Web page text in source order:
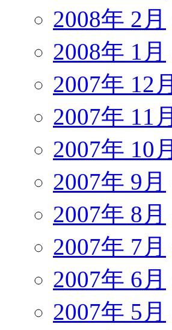
2008年 2月
2008年 1月
2007年 12月
2007年 11月
2007年 10月
2007年 9月
2007年 8月
2007年 7月
2007年 6月
2007年 5月